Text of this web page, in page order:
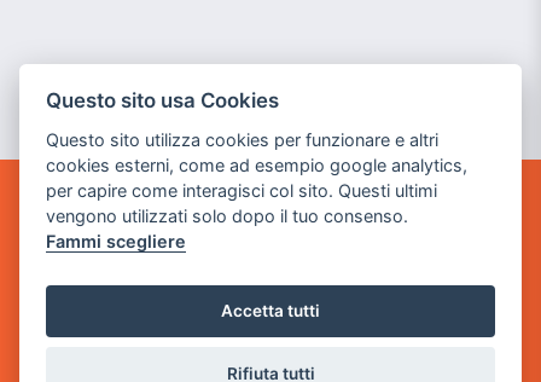
GAME WARP
BY POWER GAME SRL
Sede Legale
via Villaggio dei Platani, 3
- 25014 Castenedolo, Brescia
Questo sito usa Cookies
Questo sito utilizza cookies per funzionare e altri
cookies esterni, come ad esempio google analytics,
per capire come interagisci col sito. Questi ultimi
vengono utilizzati solo dopo il tuo consenso.
Fammi scegliere
Accetta tutti
Rifiuta tutti